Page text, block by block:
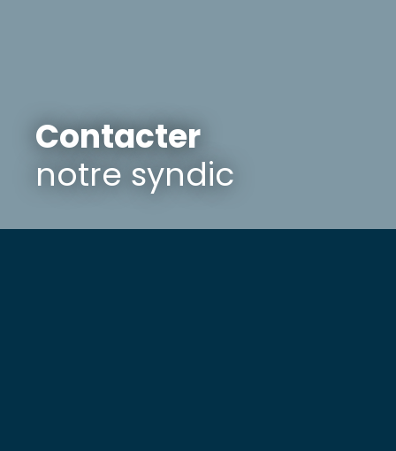
Contacter
notre syndic